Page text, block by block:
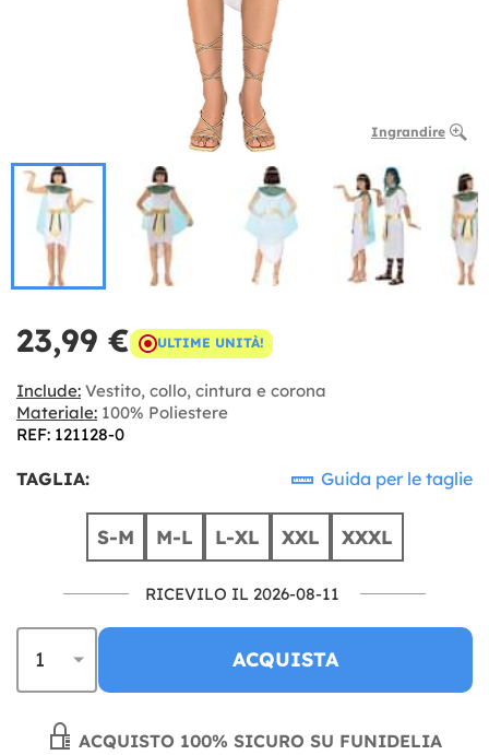
Ingrandire
23,99 € ULTIME UNITÀ!
Include: Vestito, collo, cintura e corona
Materiale: 100% Poliestere
REF: 121128-0
TAGLIA: Guida per le taglie
S-M M-L L-XL XXL XXXL
RICEVILO IL 2026-08-11
ACQUISTA
ACQUISTO 100% SICURO SU FUNIDELIA